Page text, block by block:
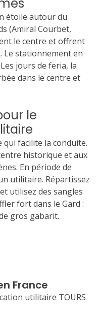
étoile autour du
(Amiral Courbet,
le centre et offrent
Le stationnement en
jours de feria, la
dans le centre et
le
qui facilite la conduite.
historique et aux
En période de
utilitaire. Répartissez
utilisez des sangles
fort dans le Gard :
gros gabarit.
France
utilitaire TOURS